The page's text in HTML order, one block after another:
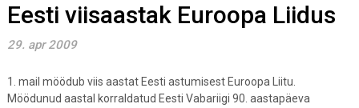
Eesti viisaastak Euroopa Liidus
29. apr 2009
1. mail möödub viis aastat Eesti astumisest Euroopa Liitu.
Möödunud aastal korraldatud Eesti Vabariigi 90. aastapäeva